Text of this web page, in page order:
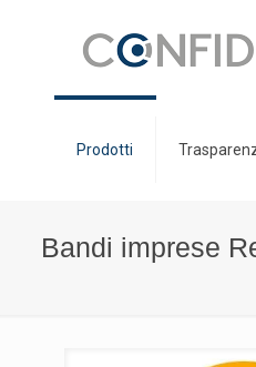
Prodotti
Bandi imprese